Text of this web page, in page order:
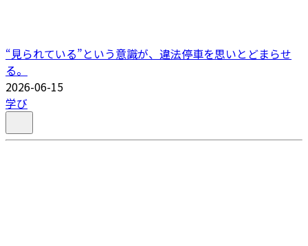
“見られている”という意識が、違法停車を思いとどまらせ
る。
2026-06-15
学び